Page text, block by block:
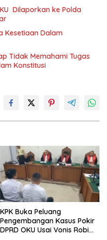
Dilaporkan ke Polda
Kesetiaan Dalam
Tidak Memahami Tugas
Konstitusi
KPK Buka Peluang
Pengembangan Kasus Pokir
DPRD OKU Usai Vonis Robi